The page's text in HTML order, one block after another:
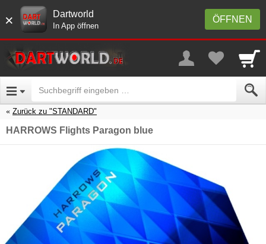
× ÖFFNEN
Dartworld
In App öffnen
Zurück zu "STANDARD"
HARROWS Flights Paragon blue